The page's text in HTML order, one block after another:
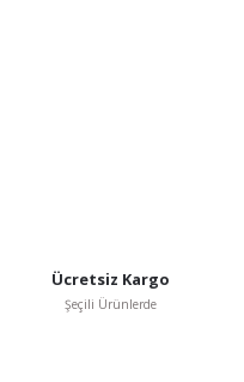
Ücretsiz Kargo
Şeçili Ürünlerde